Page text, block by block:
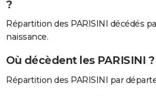
?
Répartition des PARISINI décédés
naissance.
Où décèdent les PARISINI ?
Répartition des PARISINI par